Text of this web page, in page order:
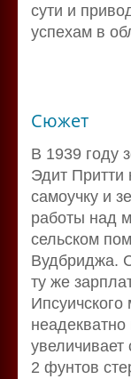
сути и
успехам в
Сюжет
В 1939 году
Эдит Притти
самоучку и
работы над
сельском
Вудбриджа.
ту же
Ипсуичского
неадекватно
2 фунтов